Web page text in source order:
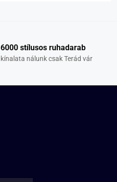
6000 stílusos ruhadarab
kínalata nálunk csak Terád vár